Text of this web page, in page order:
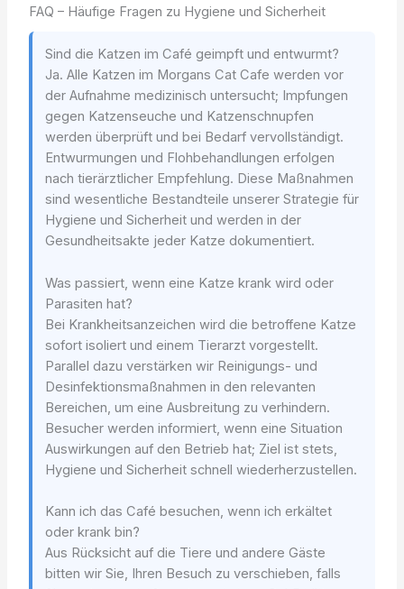
FAQ – Häufige Fragen zu Hygiene und Sicherheit
Sind die Katzen im Café geimpft und entwurmt?
Ja. Alle Katzen im Morgans Cat Cafe werden vor
der Aufnahme medizinisch untersucht; Impfungen
gegen Katzenseuche und Katzenschnupfen
werden überprüft und bei Bedarf vervollständigt.
Entwurmungen und Flohbehandlungen erfolgen
nach tierärztlicher Empfehlung. Diese Maßnahmen
sind wesentliche Bestandteile unserer Strategie für
Hygiene und Sicherheit und werden in der
Gesundheitsakte jeder Katze dokumentiert.
Was passiert, wenn eine Katze krank wird oder
Parasiten hat?
Bei Krankheitsanzeichen wird die betroffene Katze
sofort isoliert und einem Tierarzt vorgestellt.
Parallel dazu verstärken wir Reinigungs- und
Desinfektionsmaßnahmen in den relevanten
Bereichen, um eine Ausbreitung zu verhindern.
Besucher werden informiert, wenn eine Situation
Auswirkungen auf den Betrieb hat; Ziel ist stets,
Hygiene und Sicherheit schnell wiederherzustellen.
Kann ich das Café besuchen, wenn ich erkältet
oder krank bin?
Aus Rücksicht auf die Tiere und andere Gäste
bitten wir Sie, Ihren Besuch zu verschieben, falls